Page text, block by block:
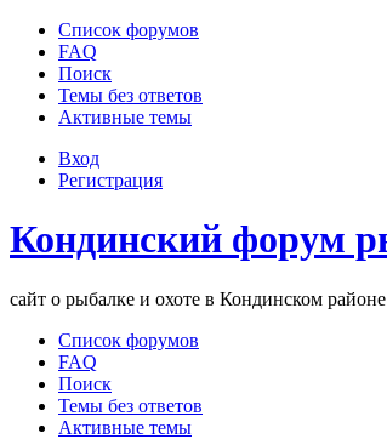
Список форумов
FAQ
Поиск
Темы без ответов
Активные темы
Вход
Регистрация
Кондинский форум
сайт о рыбалке и охоте в Кондинском районе
Список форумов
FAQ
Поиск
Темы без ответов
Активные темы